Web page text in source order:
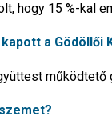
hogy 15 %-kal
a Gödöllői